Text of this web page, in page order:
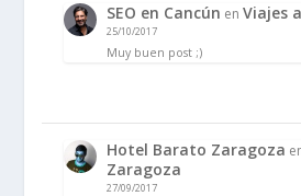
SEO en Cancún enViajes
25/10/2017
Muy buen post ;)
Hotel Barato Zaragoza
Zaragoza
27/09/2017